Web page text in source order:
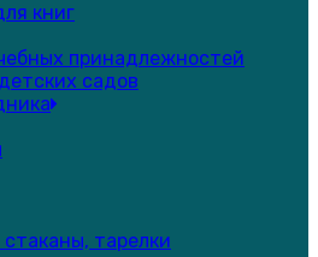
книг
принадлежностей
садов
тарелки